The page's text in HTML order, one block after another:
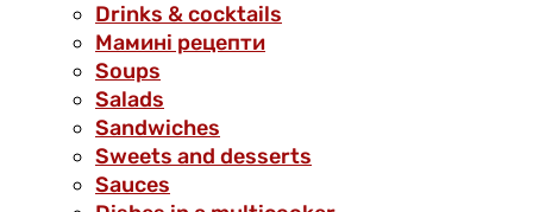
Drinks & cocktails
Мамині рецепти
Soups
Salads
Sandwiches
Sweets and desserts
Sauces